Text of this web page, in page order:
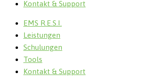
Kontakt & Support
EMS R.E.S.I.
Leistungen
Schulungen
Tools
Kontakt & Support